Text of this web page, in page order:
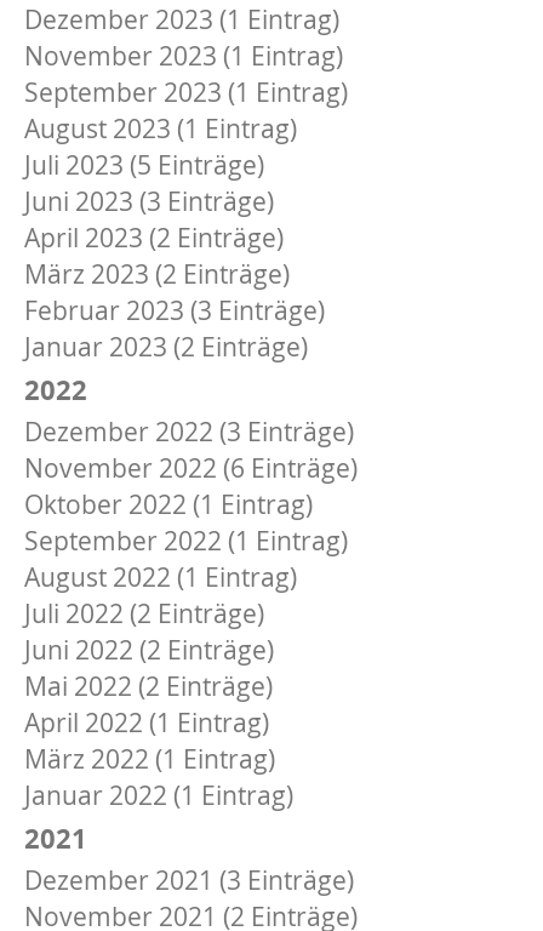
Dezember 2023 (1 Eintrag)
November 2023 (1 Eintrag)
September 2023 (1 Eintrag)
August 2023 (1 Eintrag)
Juli 2023 (5 Einträge)
Juni 2023 (3 Einträge)
April 2023 (2 Einträge)
März 2023 (2 Einträge)
Februar 2023 (3 Einträge)
Januar 2023 (2 Einträge)
2022
Dezember 2022 (3 Einträge)
November 2022 (6 Einträge)
Oktober 2022 (1 Eintrag)
September 2022 (1 Eintrag)
August 2022 (1 Eintrag)
Juli 2022 (2 Einträge)
Juni 2022 (2 Einträge)
Mai 2022 (2 Einträge)
April 2022 (1 Eintrag)
März 2022 (1 Eintrag)
Januar 2022 (1 Eintrag)
2021
Dezember 2021 (3 Einträge)
November 2021 (2 Einträge)